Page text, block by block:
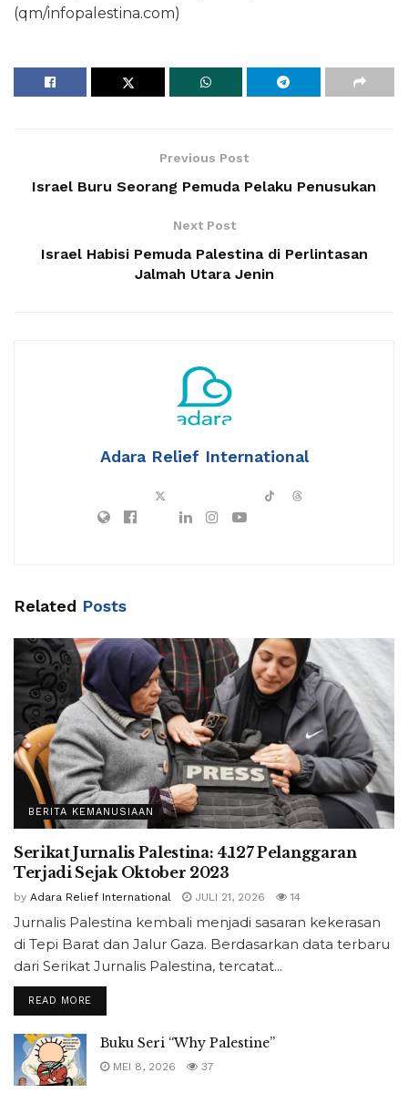
(qm/infopalestina.com)
Previous Post
Israel Buru Seorang Pemuda Pelaku Penusukan
Next Post
Israel Habisi Pemuda Palestina di Perlintasan
Jalmah Utara Jenin
Adara Relief International
Related Posts
BERITA KEMANUSIAAN
Serikat Jurnalis Palestina: 4.127 Pelanggaran
Terjadi Sejak Oktober 2023
by Adara Relief International JULI 21, 2026 14
Jurnalis Palestina kembali menjadi sasaran kekerasan
di Tepi Barat dan Jalur Gaza. Berdasarkan data terbaru
dari Serikat Jurnalis Palestina, tercatat...
READ MORE
Buku Seri “Why Palestine”
MEI 8, 2026 37